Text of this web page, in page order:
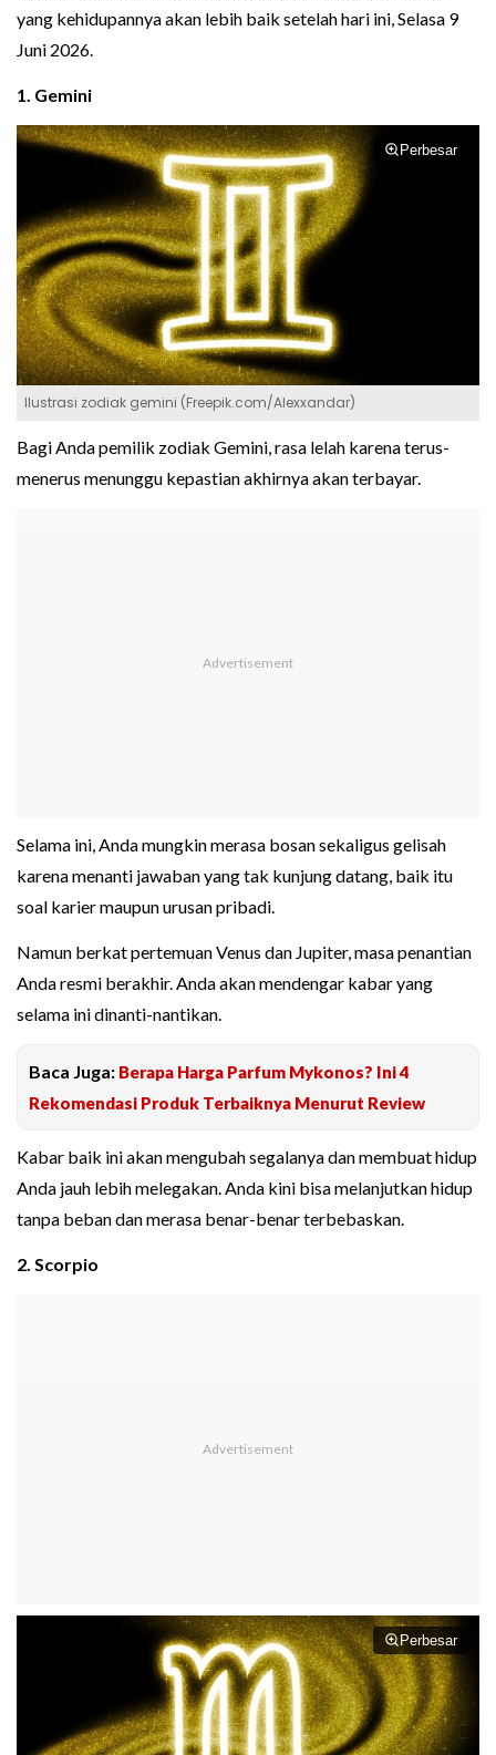
yang kehidupannya akan lebih baik setelah hari ini, Selasa 9
Juni 2026.
1. Gemini
Perbesar
Ilustrasi zodiak gemini (Freepik.com/Alexxandar)
Bagi Anda pemilik zodiak Gemini, rasa lelah karena terus-
menerus menunggu kepastian akhirnya akan terbayar.
Selama ini, Anda mungkin merasa bosan sekaligus gelisah
karena menanti jawaban yang tak kunjung datang, baik itu
soal karier maupun urusan pribadi.
Namun berkat pertemuan Venus dan Jupiter, masa penantian
Anda resmi berakhir. Anda akan mendengar kabar yang
selama ini dinanti-nantikan.
Baca Juga: Berapa Harga Parfum Mykonos? Ini 4
Rekomendasi Produk Terbaiknya Menurut Review
Kabar baik ini akan mengubah segalanya dan membuat hidup
Anda jauh lebih melegakan. Anda kini bisa melanjutkan hidup
tanpa beban dan merasa benar-benar terbebaskan.
2. Scorpio
Perbesar